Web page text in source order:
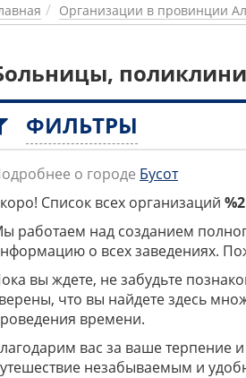
Организации в провинции
ФИЛЬТРЫ
о городе Бусот
Список всех организаций %2
работаем над созданием
о всех заведениях.
вы ждете, не забудьте
что вы найдете здесь
времени.
вас за ваше терпение
незабываемым и